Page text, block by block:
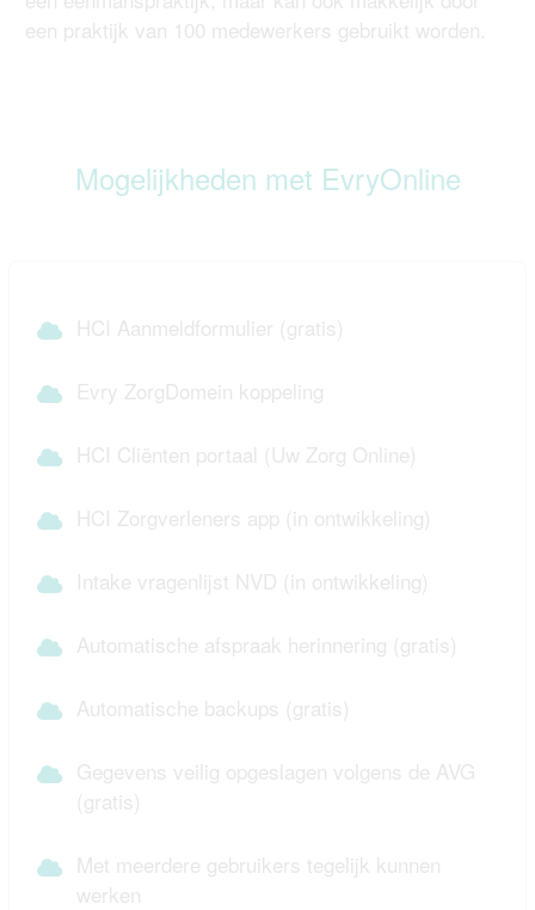
een praktijk van 100 medewerkers gebruikt worden.
Mogelijkheden met EvryOnline
HCI Aanmeldformulier (gratis)
Evry ZorgDomein koppeling
HCI Cliënten portaal (Uw Zorg Online)
HCI Zorgverleners app (in ontwikkeling)
Intake vragenlijst NVD (in ontwikkeling)
Automatische afspraak herinnering (gratis)
Automatische backups (gratis)
Gegevens veilig opgeslagen volgens de AVG
(gratis)
Met meerdere gebruikers tegelijk kunnen
werken